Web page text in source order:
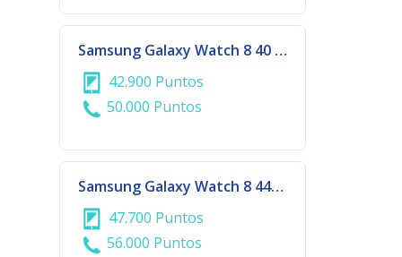
Samsung Galaxy Watch 8 40 mm Graphite
42.900 Puntos
50.000 Puntos
Samsung Galaxy Watch 8 44mm Silver
47.700 Puntos
56.000 Puntos